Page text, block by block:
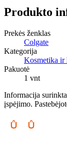
Produkto
Prekės ženklas
Colgate
Kategorija
Kosmetika ir
Pakuotė
1 vnt
Informacija
įspėjimo.